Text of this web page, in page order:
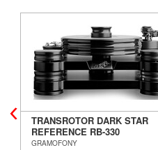
TRANSROTOR DARK STAR
REFERENCE RB-330
GRAMOFON ANALOGOWY
GRAMOFONY